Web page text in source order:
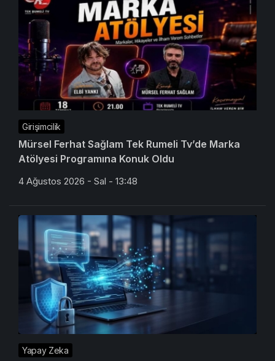
Girişimcilik
Mürsel Ferhat Sağlam Tek Rumeli Tv’de Marka
Atölyesi Programına Konuk Oldu
4 Ağustos 2026 - Sal - 13:48
Yapay Zeka